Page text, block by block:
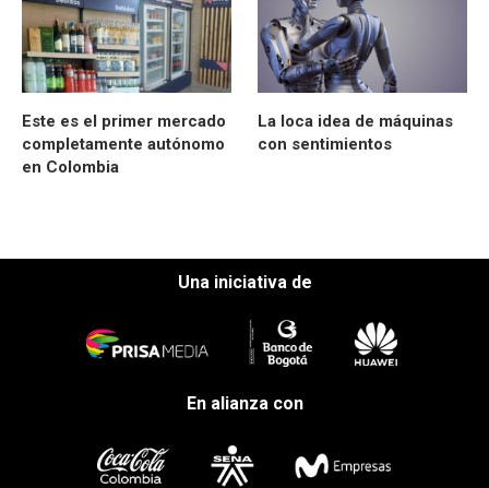
Este es el primer mercado
completamente autónomo
en Colombia
La loca idea de máquinas
con sentimientos
Una iniciativa de
En alianza con